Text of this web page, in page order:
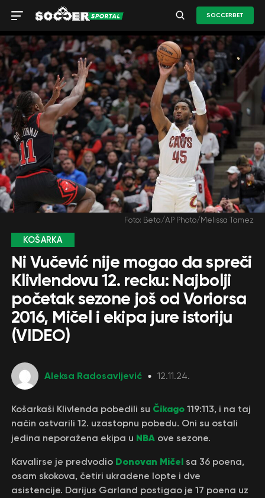
SOCCERBET
Foto: Beta/AP Photo/Melissa Tamez
KOŠARKA
Ni Vučević nije mogao da spreči
Klivlendovu 12. recku: Najbolji
početak sezone još od Voriorsa
2016, Mičel i ekipa jure istoriju
(VIDEO)
Aleksa Radosavljević 12.11.24.
Košarkaši Klivlenda pobedili su Čikago 119:113, i na taj
način ostvarili 12. uzastopnu pobedu. Oni su ostali
jedina neporažena ekipa u NBA ove sezone.
Kavalirse je predvodio Donovan Mičelsa 36 poena,
osam skokova, četiri ukradene lopte i dve
asistencije. Darijus Garland postigao je 17 poena uz